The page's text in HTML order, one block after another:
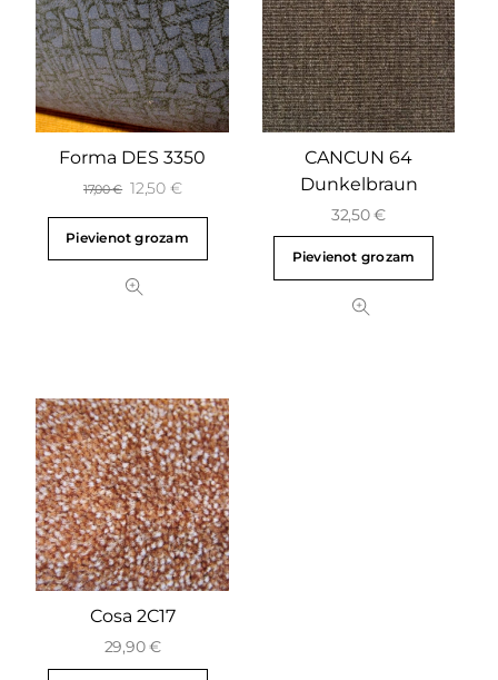
Forma DES 3350
17,00€ 12,50 €
Pievienot grozam
CANCUN 64
Dunkelbraun
32,50€
Pievienot grozam
Cosa 2C17
29,90€